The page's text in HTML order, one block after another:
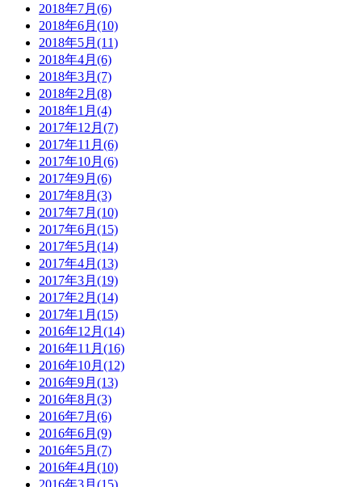
2018年7月(6)
2018年6月(10)
2018年5月(11)
2018年4月(6)
2018年3月(7)
2018年2月(8)
2018年1月(4)
2017年12月(7)
2017年11月(6)
2017年10月(6)
2017年9月(6)
2017年8月(3)
2017年7月(10)
2017年6月(15)
2017年5月(14)
2017年4月(13)
2017年3月(19)
2017年2月(14)
2017年1月(15)
2016年12月(14)
2016年11月(16)
2016年10月(12)
2016年9月(13)
2016年8月(3)
2016年7月(6)
2016年6月(9)
2016年5月(7)
2016年4月(10)